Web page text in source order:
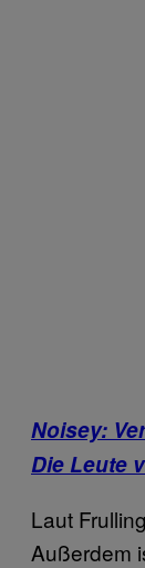
Noisey:
Die Leute
Laut
Außerdem